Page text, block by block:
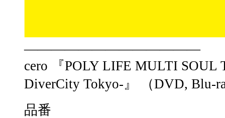
—————————————
cero 『POLY LIFE MULTI SOUL
DiverCity Tokyo-』 （DVD, Blu-
品番